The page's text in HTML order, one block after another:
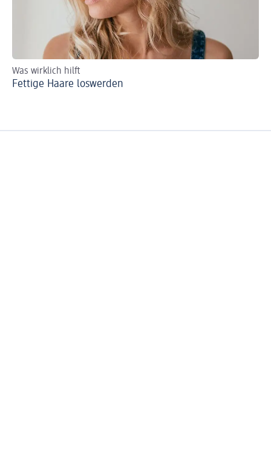
Was wirklich hilft
Fettige Haare loswerden